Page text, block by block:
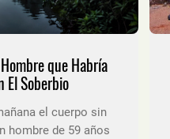
que Habría
El Soberbio
el cuerpo sin
hombre de 59 años